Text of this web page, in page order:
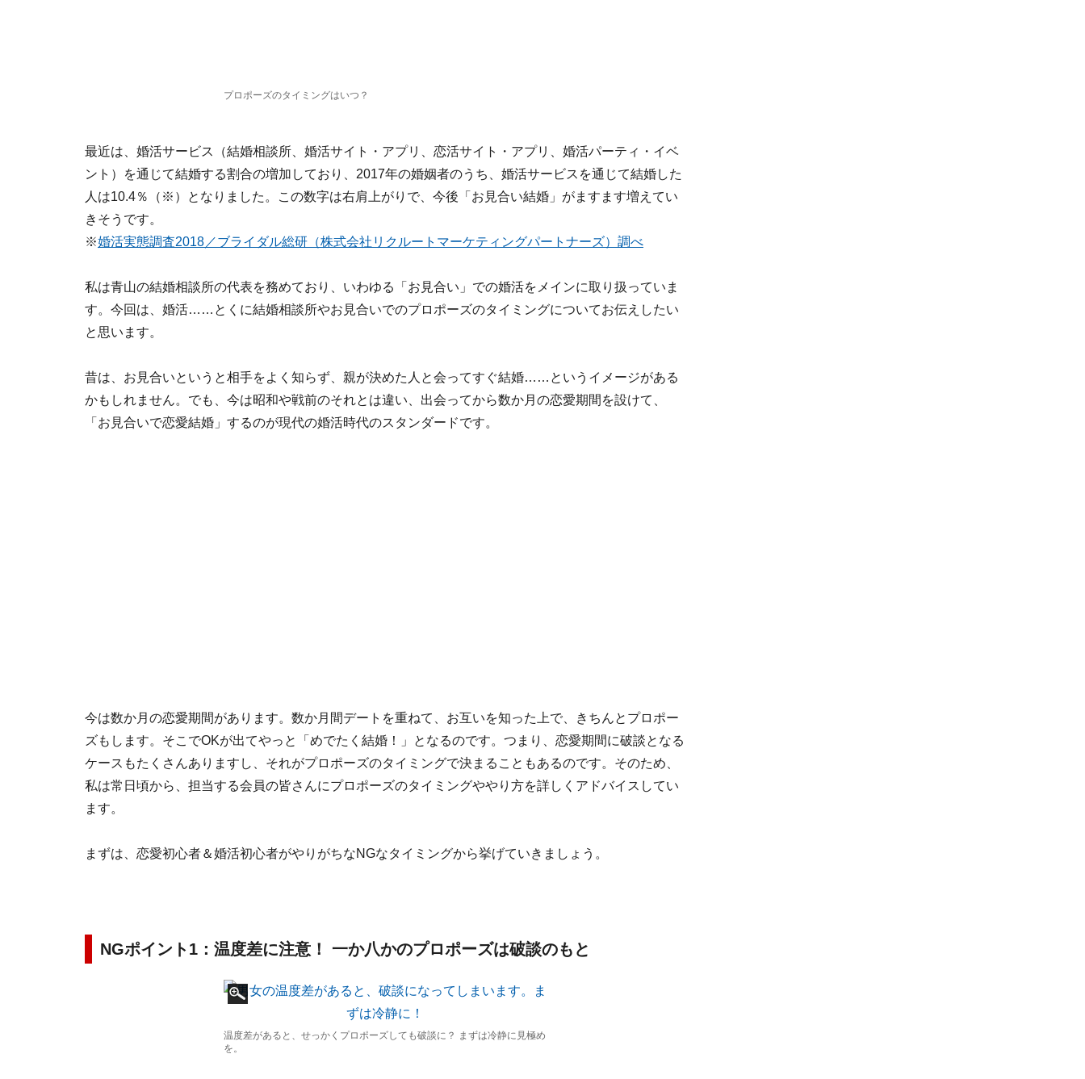
プロポーズのタイミングはいつ？
最近は、婚活サービス（結婚相談所、婚活サイト・アプリ、恋活サイト・アプリ、婚活パーティ・イベ
ント）を通じて結婚する割合の増加しており、2017年の婚姻者のうち、婚活サービスを通じて結婚した
人は10.4％（※）となりました。この数字は右肩上がりで、今後「お見合い結婚」がますます増えてい
きそうです。
※婚活実態調査2018／ブライダル総研（株式会社リクルートマーケティングパートナーズ）調べ
私は青山の結婚相談所の代表を務めており、いわゆる「お見合い」での婚活をメインに取り扱っていま
す。今回は、婚活……とくに結婚相談所やお見合いでのプロポーズのタイミングについてお伝えしたい
と思います。
昔は、お見合いというと相手をよく知らず、親が決めた人と会ってすぐ結婚……というイメージがある
かもしれません。でも、今は昭和や戦前のそれとは違い、出会ってから数か月の恋愛期間を設けて、
「お見合いで恋愛結婚」するのが現代の婚活時代のスタンダードです。
今は数か月の恋愛期間があります。数か月間デートを重ねて、お互いを知った上で、きちんとプロポー
ズもします。そこでOKが出てやっと「めでたく結婚！」となるのです。つまり、恋愛期間に破談となる
ケースもたくさんありますし、それがプロポーズのタイミングで決まることもあるのです。そのため、
私は常日頃から、担当する会員の皆さんにプロポーズのタイミングややり方を詳しくアドバイスしてい
ます。
まずは、恋愛初心者＆婚活初心者がやりがちなNGなタイミングから挙げていきましょう。
NGポイント1：温度差に注意！ 一か八かのプロポーズは破談のもと
温度差があると、せっかくプロポーズしても破談に？ まずは冷静に見極め
を。